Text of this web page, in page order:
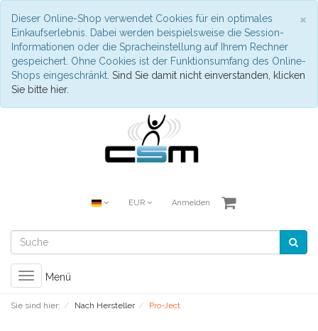
×
Dieser Online-Shop verwendet Cookies für ein optimales
Einkaufserlebnis. Dabei werden beispielsweise die Session-
Informationen oder die Spracheinstellung auf Ihrem Rechner
gespeichert. Ohne Cookies ist der Funktionsumfang des Online-
Shops eingeschränkt. Sind Sie damit nicht einverstanden, klicken
Sie bitte hier.
EUR Anmelden
Toggle
navigation
Menü
Sie sind hier: Nach Hersteller Pro-Ject